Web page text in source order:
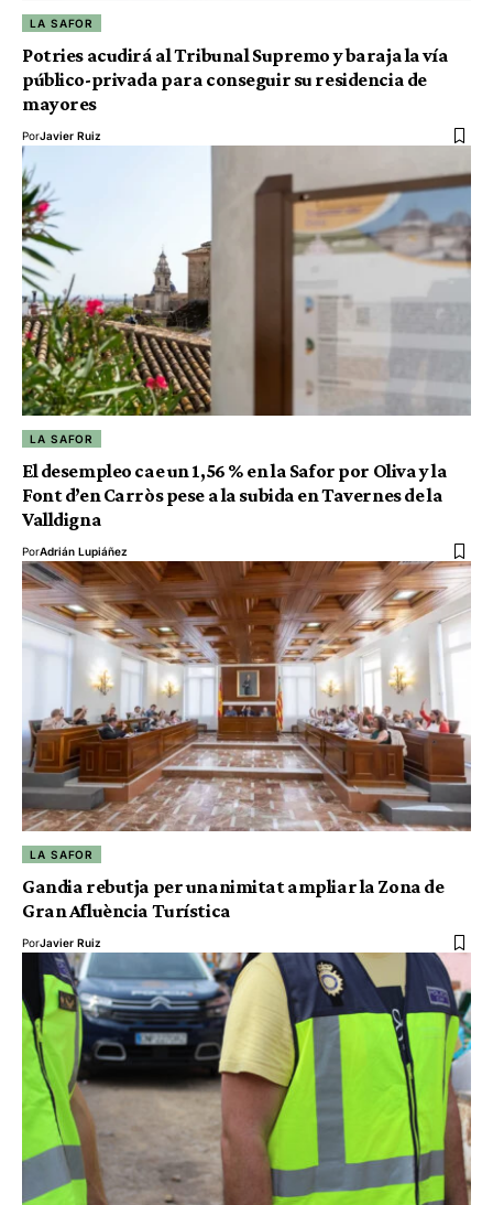
LA SAFOR
Potries acudirá al Tribunal Supremo y baraja la vía
público-privada para conseguir su residencia de
mayores
PorJavier Ruiz
LA SAFOR
El desempleo cae un 1,56 % en la Safor por Oliva y la
Font d’en Carròs pese a la subida en Tavernes de la
Valldigna
PorAdrián Lupiáñez
LA SAFOR
Gandia rebutja per unanimitat ampliar la Zona de
Gran Afluència Turística
PorJavier Ruiz